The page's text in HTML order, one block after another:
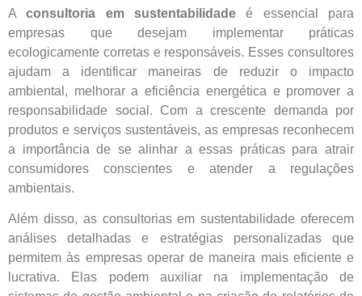
Aconsultoria em sustentabilidade é essencial para
empresas que desejam implementar práticas
ecologicamente corretas e responsáveis. Esses consultores
ajudam a identificar maneiras de reduzir o impacto
ambiental, melhorar a eficiência energética e promover a
responsabilidade social. Com a crescente demanda por
produtos e serviços sustentáveis, as empresas reconhecem
a importância de se alinhar a essas práticas para atrair
consumidores conscientes e atender a regulações
ambientais.
Além disso, as consultorias em sustentabilidade oferecem
análises detalhadas e estratégias personalizadas que
permitem às empresas operar de maneira mais eficiente e
lucrativa. Elas podem auxiliar na implementação de